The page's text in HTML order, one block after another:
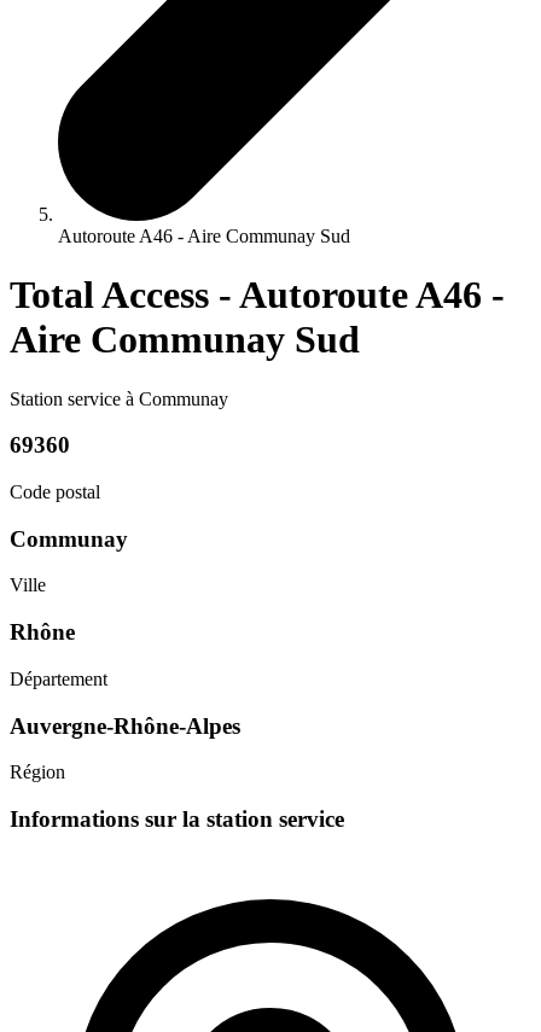
Autoroute A46 - Aire Communay Sud
Total Access - Autoroute A46 -
Aire Communay Sud
Station service à Communay
69360
Code postal
Communay
Ville
Rhône
Département
Auvergne-Rhône-Alpes
Région
Informations sur la station service